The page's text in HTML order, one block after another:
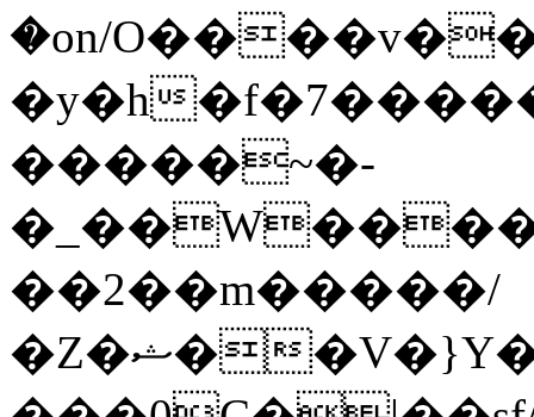
�on/
�y�h
�����~�-
��2��m�����/
�Z�ޝ��V�}Y�I�ծ�O�����S��]z��w��7�޷�����h���u��7w.ϻ���8X��ͮ�����W�dm�Jߜ��q/>?